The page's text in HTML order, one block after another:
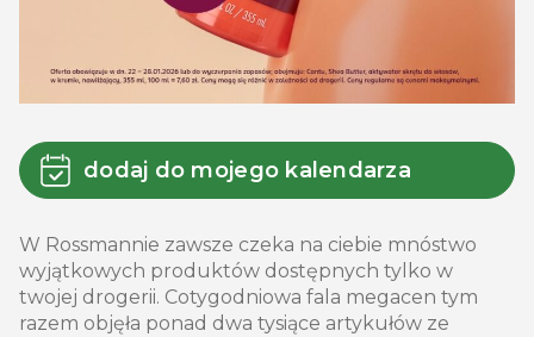
dodaj do mojego kalendarza
W Rossmannie zawsze czeka na ciebie mnóstwo
wyjątkowych produktów dostępnych tylko w
twojej drogerii. Cotygodniowa fala megacen tym
razem objęła ponad dwa tysiące artykułów ze